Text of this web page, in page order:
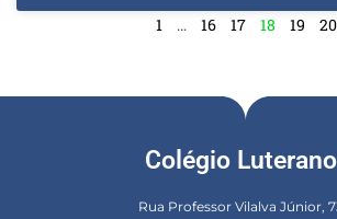
1 … 16 17 18 19 20
Colégio Luterano
Rua Professor Vilalva Júnior,